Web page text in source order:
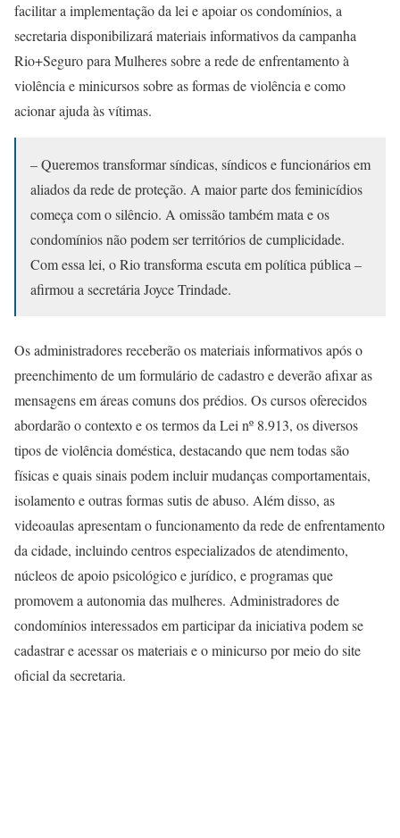
facilitar a implementação da lei e apoiar os condomínios, a
secretaria disponibilizará materiais informativos da campanha
Rio+Seguro para Mulheres sobre a rede de enfrentamento à
violência e minicursos sobre as formas de violência e como
acionar ajuda às vítimas.
– Queremos transformar síndicas, síndicos e funcionários em
aliados da rede de proteção. A maior parte dos feminicídios
começa com o silêncio. A omissão também mata e os
condomínios não podem ser territórios de cumplicidade.
Com essa lei, o Rio transforma escuta em política pública –
afirmou a secretária Joyce Trindade.
Os administradores receberão os materiais informativos após o
preenchimento de um formulário de cadastro e deverão afixar as
mensagens em áreas comuns dos prédios. Os cursos oferecidos
abordarão o contexto e os termos da Lei nº 8.913, os diversos
tipos de violência doméstica, destacando que nem todas são
físicas e quais sinais podem incluir mudanças comportamentais,
isolamento e outras formas sutis de abuso. Além disso, as
videoaulas apresentam o funcionamento da rede de enfrentamento
da cidade, incluindo centros especializados de atendimento,
núcleos de apoio psicológico e jurídico, e programas que
promovem a autonomia das mulheres. Administradores de
condomínios interessados em participar da iniciativa podem se
cadastrar e acessar os materiais e o minicurso por meio do site
oficial da secretaria.